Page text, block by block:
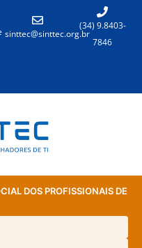
sinttec@sinttec.org.br
(34) 9.8403-
7846
DOS PROFISSIONAIS DE